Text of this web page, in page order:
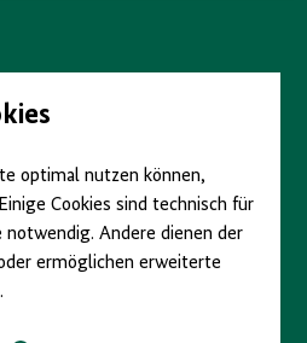
optimal nutzen können,
Cookies sind technisch für
Andere dienen der
ermöglichen erweiterte